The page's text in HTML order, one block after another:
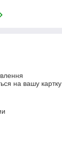
на вашу картку